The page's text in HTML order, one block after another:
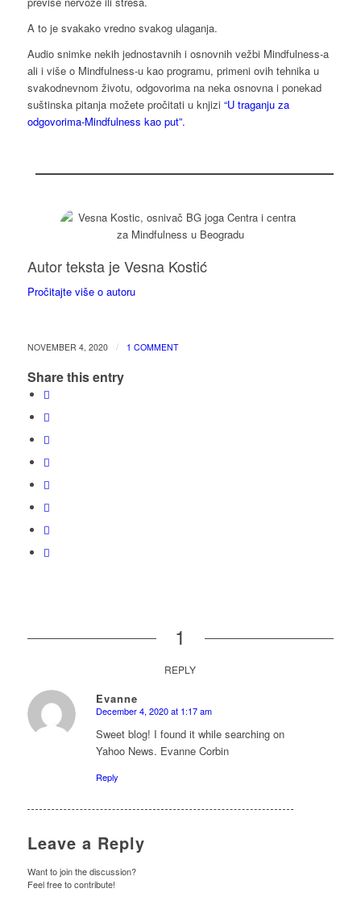
A to je svakako vredno svakog ulaganja.
Audio snimke nekih jednostavnih i osnovnih vežbi Mindfulness-a
ali i više o Mindfulness-u kao programu, primeni ovih tehnika u
svakodnevnom životu, odgovorima na neka osnovna i ponekad
suštinska pitanja možete pročitati u knjizi “U traganju za
odgovorima-Mindfulness kao put”.
Autor teksta je Vesna Kostić
Pročitajte više o autoru
NOVEMBER 4, 2020 / 1 COMMENT
Share this entry
1
REPLY
Evanne
says:
December 4, 2020 at 1:17 am
Sweet blog! I found it while searching on
Yahoo News. Evanne Corbin
Reply
Leave a Reply
Want to join the discussion?
Feel free to contribute!